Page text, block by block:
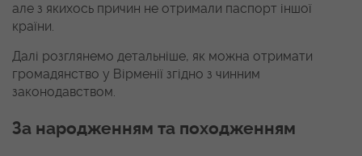
але з якихось причин не отримали паспорт іншої
країни.
Далі розглянемо детальніше, як можна отримати
громадянство у Вірменії згідно з чинним
законодавством.
За народженням та походженням